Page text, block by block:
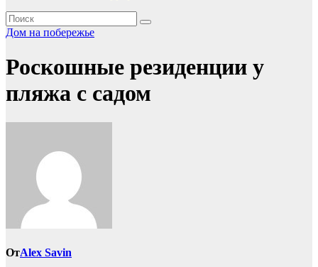
Дом на побережье
Роскошные резиденции у
пляжа с садом
ОтAlex Savin